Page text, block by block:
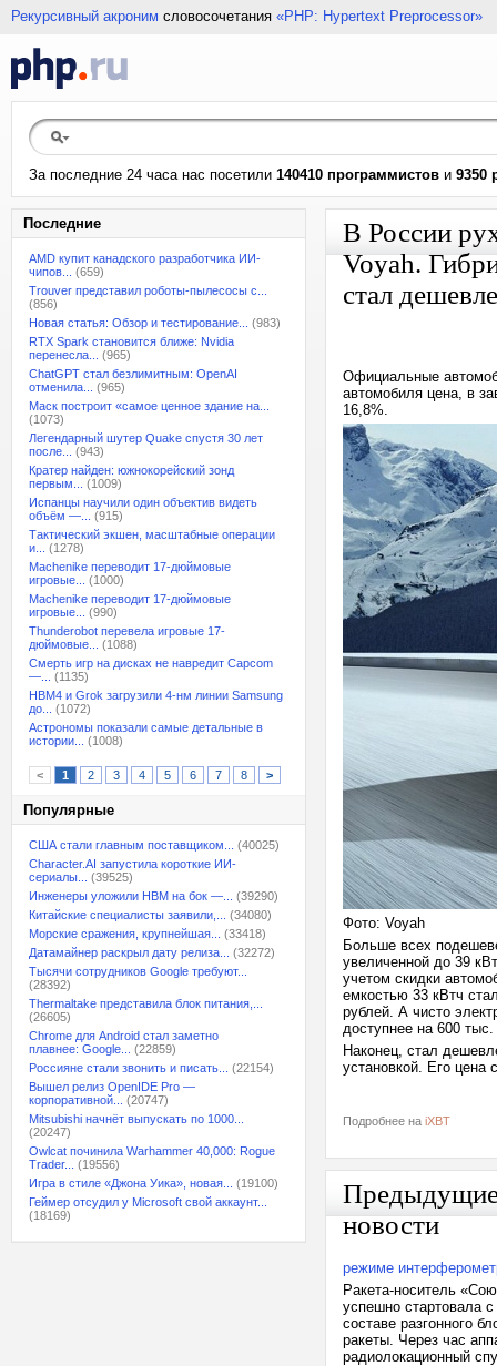
Рекурсивный акроним словосочетания «PHP: Hypertext Preprocessor»
За последние 24 часа нас посетили 140410 программистов и 9350
Последние
AMD купит канадского разработчика ИИ-
чипов...
(659)
Trouver представил роботы-пылесосы с...
(856)
Новая статья: Обзор и тестирование...
(983)
RTX Spark становится ближе: Nvidia
перенесла...
(965)
ChatGPT стал безлимитным: OpenAI
отменила...
(965)
Маск построит «самое ценное здание на...
(1073)
Легендарный шутер Quake спустя 30 лет
после...
(943)
Кратер найден: южнокорейский зонд
первым...
(1009)
Испанцы научили один объектив видеть
объём —...
(915)
Тактический экшен, масштабные операции
и...
(1278)
Machenike переводит 17-дюймовые
игровые...
(1000)
Machenike переводит 17-дюймовые
игровые...
(990)
Thunderobot перевела игровые 17-
дюймовые...
(1088)
Смерть игр на дисках не навредит Capcom
—...
(1135)
HBM4 и Grok загрузили 4-нм линии Samsung
до...
(1072)
Астрономы показали самые детальные в
истории...
(1008)
< 1 2 3 4 5 6 7 8 >
Популярные
США стали главным поставщиком...
(40025)
Character.AI запустила короткие ИИ-
сериалы...
(39525)
Инженеры уложили HBM на бок —...
(39290)
Китайские специалисты заявили,...
(34080)
Морские сражения, крупнейшая...
(33418)
Датамайнер раскрыл дату релиза...
(32272)
Тысячи сотрудников Google требуют...
(28392)
Thermaltake представила блок питания,...
(26605)
Chrome для Android стал заметно
плавнее: Google...
(22859)
Россияне стали звонить и писать...
(22154)
Вышел релиз OpenIDE Pro —
корпоративной...
(20747)
Mitsubishi начнёт выпускать по 1000...
(20247)
Owlcat починила Warhammer 40,000: Rogue
Trader...
(19556)
Игра в стиле «Джона Уика», новая...
(19100)
Геймер отсудил у Microsoft свой аккаунт...
(18169)
В России
Voyah.
стал
Официальные
автомобиля цена, в
16,8%.
Фото: Voyah
Больше всех
увеличенной до 39
учетом скидки
емкостью 33 кВтч
рублей. А чисто
доступнее на 600
Наконец, стал
установкой. Его
Подробнее на iXBT
новости
режиме
Ракета-носитель
успешно стартовала
составе разгонного
ракеты. Через час
радиолокационный